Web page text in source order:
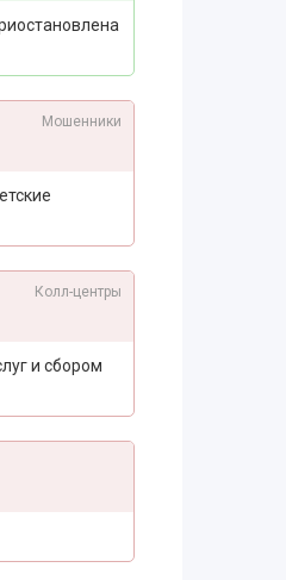
Мошенники
Колл-центры
и сбором